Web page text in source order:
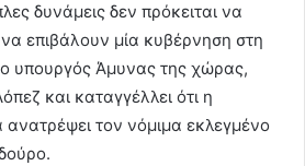
δυνάμεις δεν πρόκειται να
επιβάλουν μία κυβέρνηση στη
ο υπουργός Άμυνας της χώρας,
και καταγγέλλει ότι η
ανατρέψει τον νόμιμα εκλεγμένο